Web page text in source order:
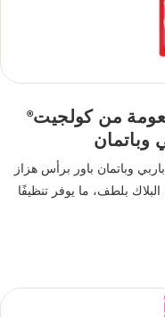
من كولجيت®
وباتمان
وباتمان باور برأس هزاز
بلطف، ما يوفر تنظيفًا